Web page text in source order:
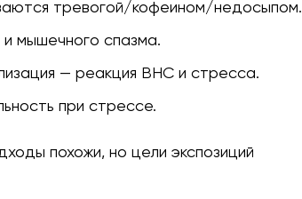
тревогой/кофеином/недосыпом.
и мышечного спазма.
— реакция ВНС и стресса.
при стрессе.
похожи, но цели экспозиций